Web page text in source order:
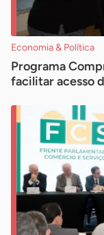
Economia & Política
Programa
facilitar acesso